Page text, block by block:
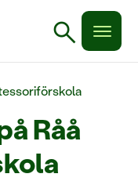
search
Råå